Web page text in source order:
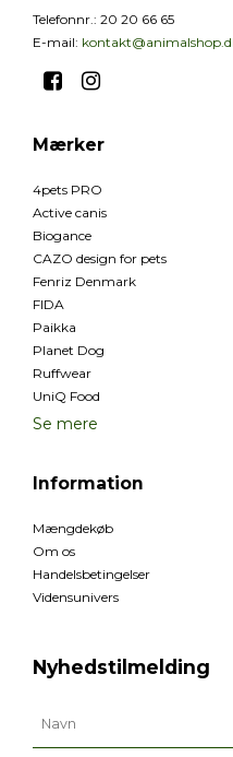
Telefonnr.: 20 20 66 65
E-mail:
Mærker
4pets PRO
Active canis
Biogance
CAZO design for pets
Fenriz Denmark
FIDA
Paikka
Planet Dog
Ruffwear
UniQ Food
Se mere
Information
Mængdekøb
Om os
Handelsbetingelser
Vidensunivers
Nyhedstilmelding